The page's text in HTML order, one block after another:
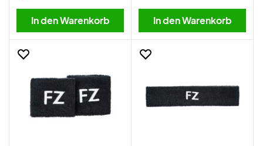
In den Warenkorb In den Warenkorb